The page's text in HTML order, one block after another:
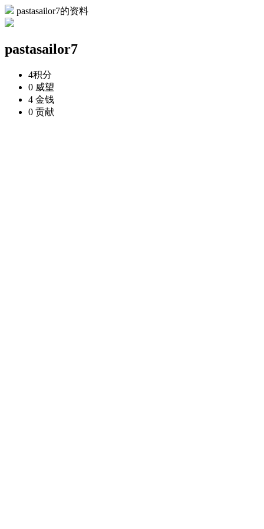
pastasailor7的资料
pastasailor7
4积分
0 威望
4 金钱
0 贡献